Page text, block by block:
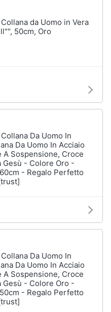
Collana da Uomo in Vera
50cm, Oro
Da Uomo In
Da Uomo In Acciaio
A Sospensione, Croce
Gesù - Colore Oro -
- Regalo Perfetto
Da Uomo In
Da Uomo In Acciaio
A Sospensione, Croce
Gesù - Colore Oro -
- Regalo Perfetto